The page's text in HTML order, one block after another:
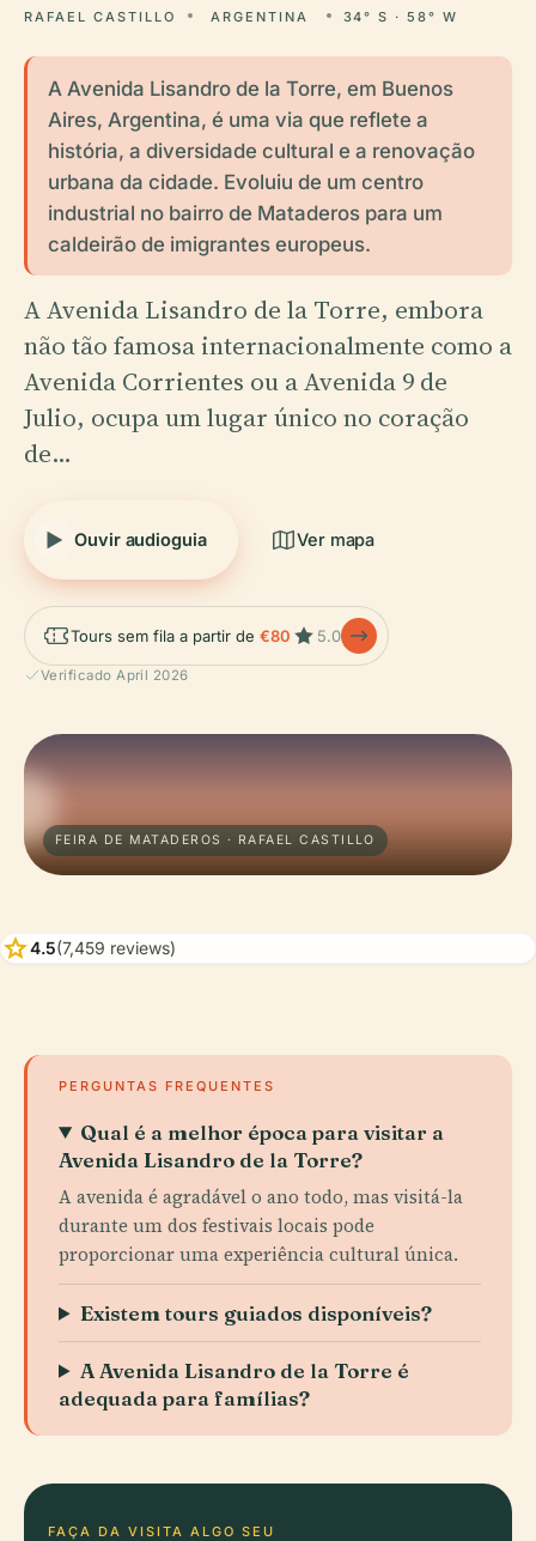
RAFAEL CASTILLO ARGENTINA 34° S · 58° W
A Avenida Lisandro de la Torre, em Buenos
Aires, Argentina, é uma via que reflete a
história, a diversidade cultural e a renovação
urbana da cidade. Evoluiu de um centro
industrial no bairro de Mataderos para um
caldeirão de imigrantes europeus.
A Avenida Lisandro de la Torre, embora
não tão famosa internacionalmente como a
Avenida Corrientes ou a Avenida 9 de
Julio, ocupa um lugar único no coração
de…
Ouvir audioguia Ver mapa
Tours sem fila a partir de €80 5.0
Verificado April 2026
FEIRA DE MATADEROS · RAFAEL CASTILLO
star4.5(7,459 reviews)
PERGUNTAS FREQUENTES
Qual é a melhor época para visitar a
Avenida Lisandro de la Torre?
A avenida é agradável o ano todo, mas visitá-la
durante um dos festivais locais pode
proporcionar uma experiência cultural única.
Existem tours guiados disponíveis?
A Avenida Lisandro de la Torre é
adequada para famílias?
FAÇA DA VISITA ALGO SEU